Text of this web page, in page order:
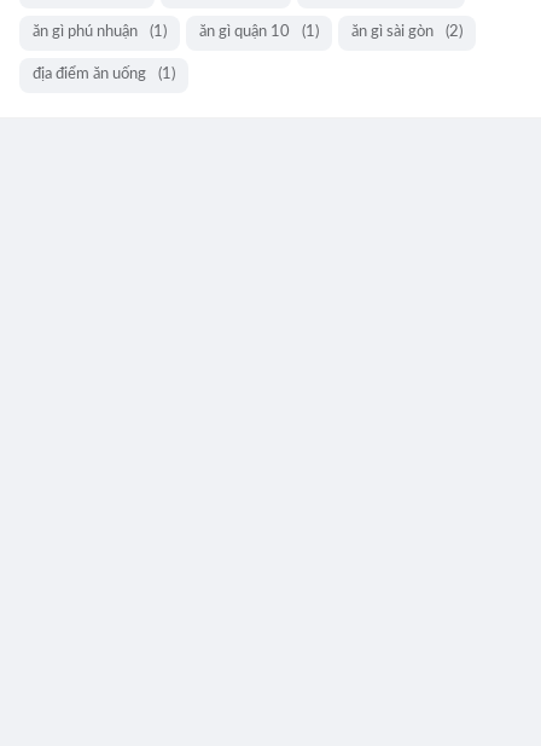
ăn gì phú nhuận (1) ăn gì quận 10 (1) ăn gì sài gòn (2)
địa điểm ăn uống (1)